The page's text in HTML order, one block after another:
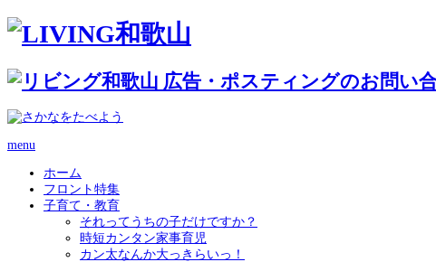
menu
ホーム
フロント特集
子育て・教育
それってうちの子だけですか？
時短カンタン家事育児
カン太なんか大っきらいっ！